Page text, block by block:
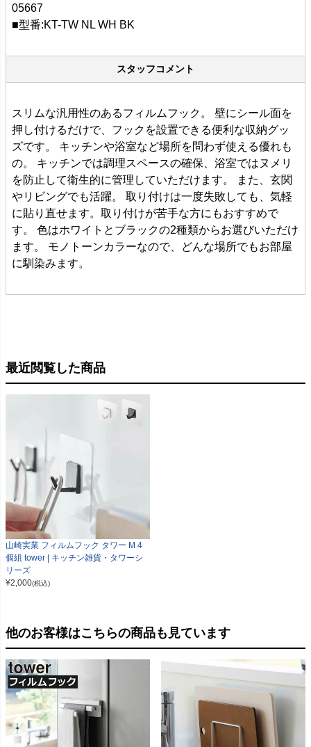
05667
■型番:KT-TW NL WH BK
スタッフコメント
スリムな汎用性のあるフィルムフック。 壁にシール面を
押し付けるだけで、フックを設置できる便利な収納グッ
ズです。 キッチンや浴室など場所を問わず使える優れも
の。 キッチンでは調理スペースの確保、浴室ではヌメリ
を防止して衛生的に管理していただけます。 また、玄関
やリビングでも活躍。 取り付けは一度失敗しても、気軽
に貼り直せます。取り付けが苦手な方にもおすすめで
す。 色はホワイトとブラックの2種類からお選びいただけ
ます。 モノトーンカラーなので、どんな場所でもお部屋
に馴染みます。
最近閲覧した商品
山崎実業 フィルムフック タワー M 4
個組 tower | キッチン雑貨・タワーシ
リーズ
¥2,000(税込)
他のお客様はこちらの商品も見ています